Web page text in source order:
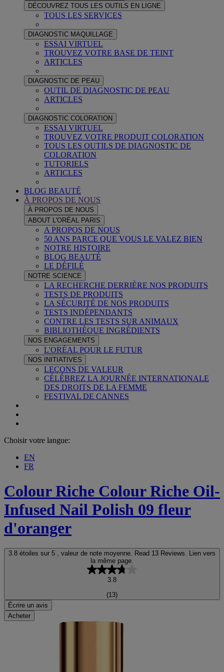
DÉCOUVREZ TOUS LES OUTILS EN LIGNE
TOUS LES SERVICES
DIAGNOSTIC MAQUILLAGE
ESSAI VIRTUEL
TROUVEZ VOTRE BASE DE TEINT
ARTICLES
DIAGNOSTIC DE PEAU
OUTIL DE DIAGNOSTIC DE PEAU
ARTICLES
DIAGNOSTIC COLORATION
ESSAI VIRTUEL
TROUVEZ VOTRE PRODUIT COLORATION
TOUS LES OUTILS DE DIAGNOSTIC DE
COLORATION
TUTORIELS
ARTICLES
BLOG BEAUTÉ
À PROPOS DE NOUS
À PROPOS DE NOUS
ABOUT L'ORÉAL PARIS
A PROPOS DE NOUS
50 ANS PARCE QUE VOUS LE VALEZ BIEN
NOTRE HISTOIRE
BLOG BEAUTÉ
LE DÉFILÉ
NOTRE SCIENCE
LA RECHERCHE DERRIÈRE NOS PRODUITS
TESTS DE PRODUITS
LA SÉCURITÉ DE NOS PRODUITS
TESTS INDÉPENDANTS
CONTRE LES TESTS SUR ANIMAUX
BIBLIOTHÈQUE INGRÉDIENTS
NOS ENGAGEMENTS
L'ORÉAL POUR LE FUTUR
NOS INITIATIVES
LEÇONS DE VALEUR
CÉLÉBREZ LA JOURNÉE INTERNATIONALE
DES DROITS DE LA FEMME
FESTIVAL DE CANNES
Choisir votre langue:
EN
FR
Colour Riche Colour Riche Oil-
Infused Nail Polish 09 fleur
d'oranger
3.8 étoiles sur 5 , valeur de note moyenne. Read 13 Reviews. Lien vers
la même page.
3.8
(13)
Écrire un avis
Acheter